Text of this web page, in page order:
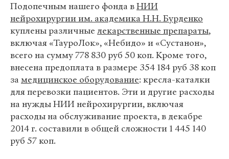
Подопечным нашего фонда вНИИ
нейрохирургии им. академика Н.Н. Бурденко
куплены различные лекарственные препараты,
включая «ТауроЛок», «Небидо» и «Сустанон»,
всего на сумму 778 830 руб 50 коп. Кроме того,
внесена предоплата в размере 354 184 руб 38 коп
за медицинское оборудование: кресла-каталки
для перевозки пациентов. Эти и другие расходы
на нужды НИИ нейрохирургии, включая
расходы на обслуживание проекта, в декабре
2014 г. составили в общей сложности 1 445 140
руб 57 коп.